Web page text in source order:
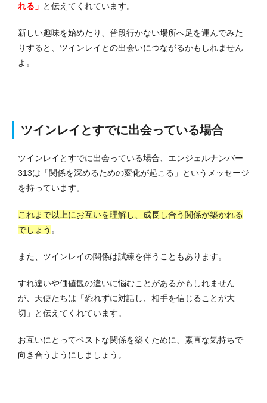
れる」 と伝えてくれています。
新しい趣味を始めたり、普段行かない場所へ足を運んでみた
りすると、ツインレイとの出会いにつながるかもしれません
よ。
ツインレイとすでに出会っている場合
ツインレイとすでに出会っている場合、エンジェルナンバー
313は「関係を深めるための変化が起こる」というメッセージ
を持っています。
これまで以上にお互いを理解し、成長し合う関係が築かれる
でしょう 。
また、ツインレイの関係は試練を伴うこともあります。
すれ違いや価値観の違いに悩むことがあるかもしれません
が、天使たちは「恐れずに対話し、相手を信じることが大
切」と伝えてくれています。
お互いにとってベストな関係を築くために、素直な気持ちで
向き合うようにしましょう。